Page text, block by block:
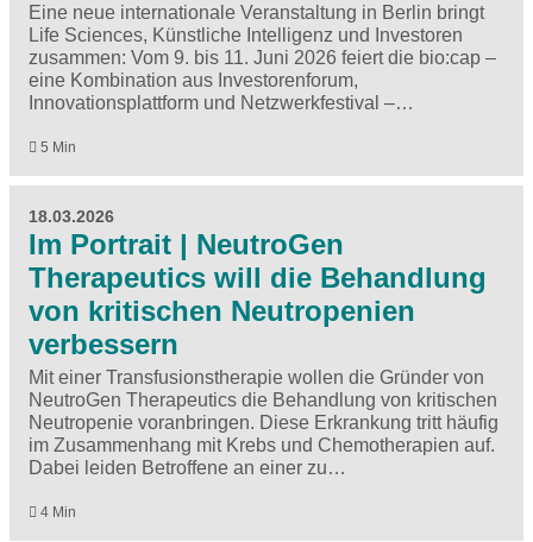
Eine neue internationale Veranstaltung in Berlin bringt
Life Sciences, Künstliche Intelligenz und Investoren
zusammen: Vom 9. bis 11. Juni 2026 feiert die bio:cap –
eine Kombination aus Investorenforum,
Innovationsplattform und Netzwerkfestival –…
5 Min
18.03.2026
Im Portrait | NeutroGen
Therapeutics will die Behandlung
von kritischen Neutropenien
verbessern
Mit einer Transfusionstherapie wollen die Gründer von
NeutroGen Therapeutics die Behandlung von kritischen
Neutropenie voranbringen. Diese Erkrankung tritt häufig
im Zusammenhang mit Krebs und Chemotherapien auf.
Dabei leiden Betroffene an einer zu…
4 Min